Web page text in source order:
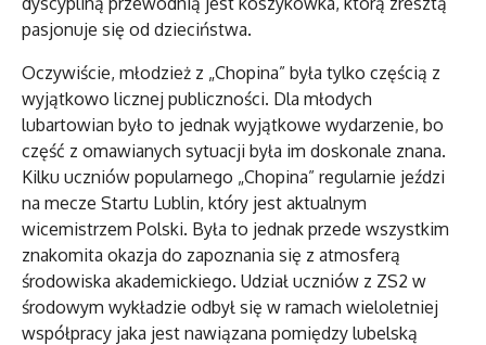
pasjonuje się od dzieciństwa.
Oczywiście, młodzież z „Chopina” była tylko częścią z
wyjątkowo licznej publiczności. Dla młodych
lubartowian było to jednak wyjątkowe wydarzenie, bo
część z omawianych sytuacji była im doskonale znana.
Kilku uczniów popularnego „Chopina” regularnie jeździ
na mecze Startu Lublin, który jest aktualnym
wicemistrzem Polski. Była to jednak przede wszystkim
znakomita okazja do zapoznania się z atmosferą
środowiska akademickiego. Udział uczniów z ZS2 w
środowym wykładzie odbył się w ramach wieloletniej
współpracy jaka jest nawiązana pomiędzy lubelską